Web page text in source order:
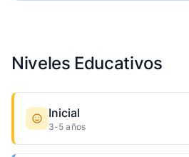
Niveles Educativos
Inicial
3-5 años